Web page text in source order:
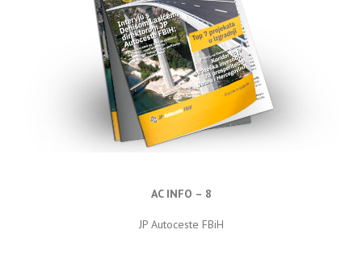
AC INFO – 8
JP Autoceste FBiH